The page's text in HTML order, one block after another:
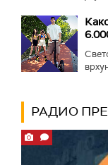
РАДИО